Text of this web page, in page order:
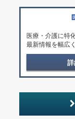
医療・介護に特
最新情報を幅広